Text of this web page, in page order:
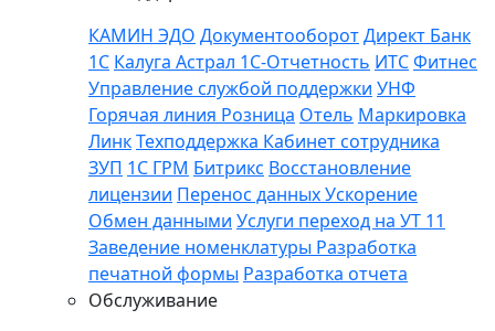
КАМИН ЭДО ДокументооборотДирект Банк
1С Калуга Астрал 1С-Отчетность ИТСФитнес
Управление службой поддержки УНФ
Горячая линия Розница Отель Маркировка
ЛинкТехподдержка Кабинет сотрудника
ЗУП 1C ГРМ Битрикс Восстановление
лицензии Перенос данныхУскорение
Обмен данными Услуги переход на УТ 11
Заведение номенклатуры Разработка
печатной формы Разработка отчета
Обслуживание